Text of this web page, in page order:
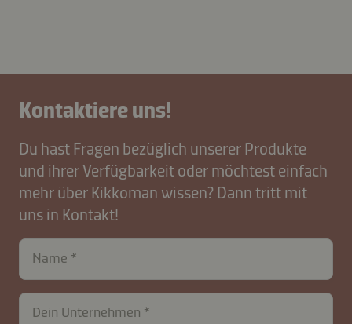
Kontaktiere uns!
Du hast Fragen bezüglich unserer Produkte
und ihrer Verfügbarkeit oder möchtest einfach
mehr über Kikkoman wissen? Dann tritt mit
uns in Kontakt!
Name
Dein Unternehmen